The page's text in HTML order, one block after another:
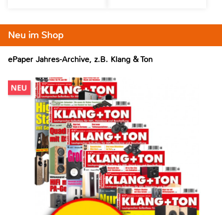
Neu im Shop
ePaper Jahres-Archive, z.B. Klang & Ton